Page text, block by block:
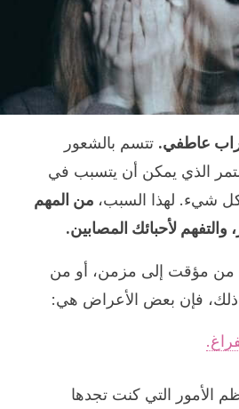
عاطفي. تتسم بالشعور
الذي يمكن أن يتسبب في
شيء. لهذا السبب، من المهم
والتفهم لأحبائك المصابين.
من مؤقت إلى مزمن، أو من
فإن بعض الأعراض هي:
الأمور التي كنت تجدها